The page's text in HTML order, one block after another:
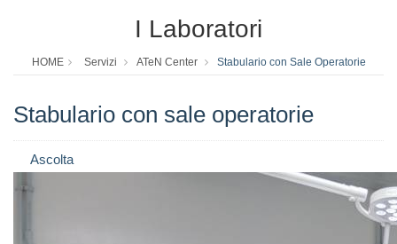
I Laboratori
HOME Servizi ATeN Center Stabulario con Sale Operatorie
Stabulario con sale operatorie
Ascolta